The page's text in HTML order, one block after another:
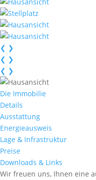
❮ ❯
❮ ❯
❮ ❯
Die Immobilie
Details
Ausstattung
Energieausweis
Lage & Infrastruktur
Preise
Downloads & Links
Wir freuen uns, Ihnen eine